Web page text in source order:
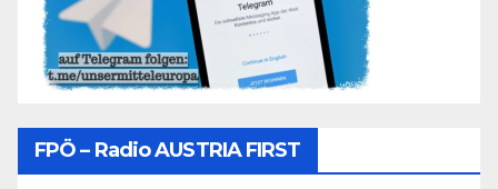
FPÖ – Radio AUSTRIA FIRST